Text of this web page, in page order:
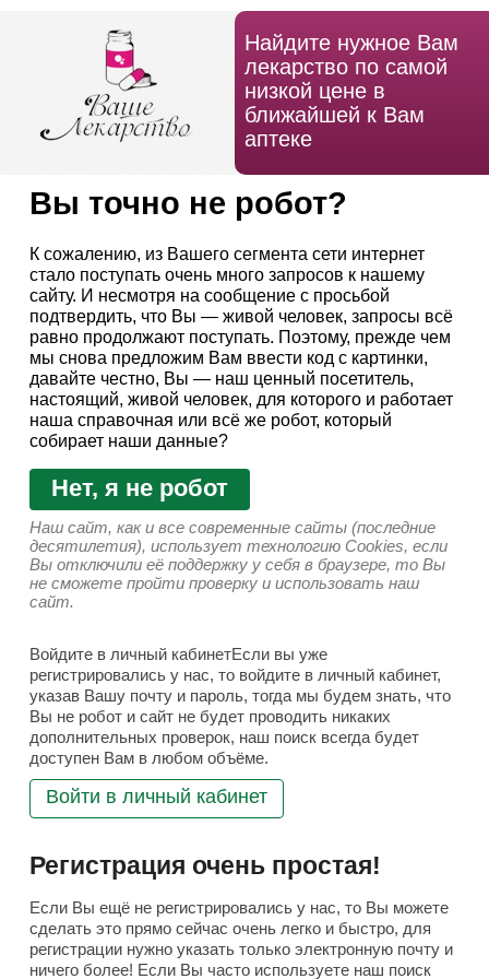
Найдите нужное Вам
лекарство по самой
низкой цене в
ближайшей к Вам
аптеке
Вы точно не робот?
К сожалению, из Вашего сегмента сети интернет
стало поступать очень много запросов к нашему
сайту. И несмотря на сообщение с просьбой
подтвердить, что Вы — живой человек, запросы всё
равно продолжают поступать. Поэтому, прежде чем
мы снова предложим Вам ввести код с картинки,
давайте честно, Вы — наш ценный посетитель,
настоящий, живой человек, для которого и работает
наша справочная или всё же робот, который
собирает наши данные?
Нет, я не робот
Наш сайт, как и все современные сайты (последние
десятилетия), использует технологию Cookies, если
Вы отключили её поддержку у себя в браузере, то Вы
не сможете пройти проверку и использовать наш
сайт.
Войдите в личный кабинетЕсли вы уже
регистрировались у нас, то войдите в личный кабинет,
указав Вашу почту и пароль, тогда мы будем знать, что
Вы не робот и сайт не будет проводить никаких
дополнительных проверок, наш поиск всегда будет
доступен Вам в любом объёме.
Войти в личный кабинет
Регистрация очень простая!
Если Вы ещё не регистрировались у нас, то Вы можете
сделать это прямо сейчас очень легко и быстро, для
регистрации нужно указать только электронную почту и
ничего более! Если Вы часто используете наш поиск